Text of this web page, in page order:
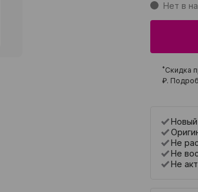
Нет в
*Скидка
₽.
Новый
Не
Не
Не